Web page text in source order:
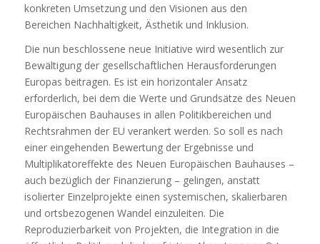
konkreten Umsetzung und den Visionen aus den
Bereichen Nachhaltigkeit, Ästhetik und Inklusion.
Die nun beschlossene neue Initiative wird wesentlich zur
Bewältigung der gesellschaftlichen Herausforderungen
Europas beitragen. Es ist ein horizontaler Ansatz
erforderlich, bei dem die Werte und Grundsätze des Neuen
Europäischen Bauhauses in allen Politikbereichen und
Rechtsrahmen der EU verankert werden. So soll es nach
einer eingehenden Bewertung der Ergebnisse und
Multiplikatoreffekte des Neuen Europäischen Bauhauses –
auch bezüglich der Finanzierung – gelingen, anstatt
isolierter Einzelprojekte einen systemischen, skalierbaren
und ortsbezogenen Wandel einzuleiten. Die
Reproduzierbarkeit von Projekten, die Integration in die